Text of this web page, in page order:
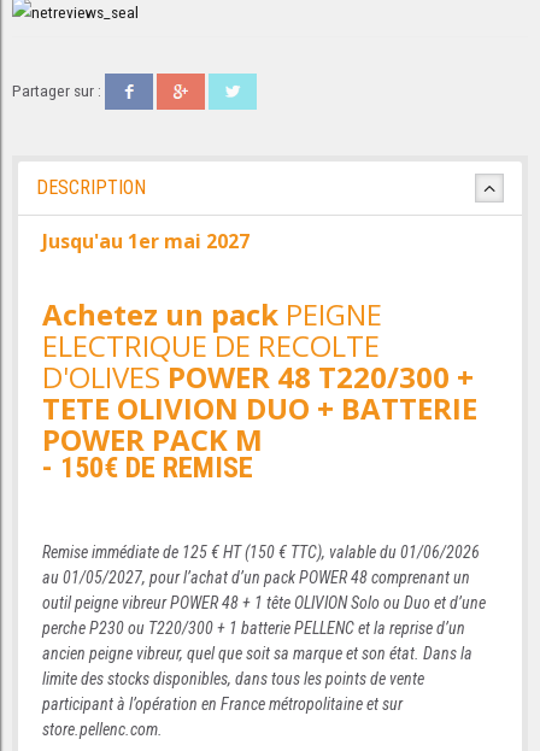
Partager sur :
DESCRIPTION
Jusqu'au 1er mai 2027
Achetez un pack PEIGNE
ELECTRIQUE DE RECOLTE
D'OLIVES POWER 48 T220/300 +
TETE OLIVION DUO + BATTERIE
POWER PACK M
- 150€ DE REMISE
Remise immédiate de 125 € HT (150 € TTC), valable du 01/06/2026
au 01/05/2027, pour l’achat d’un pack POWER 48 comprenant un
outil peigne vibreur POWER 48 + 1 tête OLIVION Solo ou Duo et d’une
perche P230 ou T220/300 + 1 batterie PELLENC et la reprise d’un
ancien peigne vibreur, quel que soit sa marque et son état. Dans la
limite des stocks disponibles, dans tous les points de vente
participant à l’opération en France métropolitaine et sur
store.pellenc.com.